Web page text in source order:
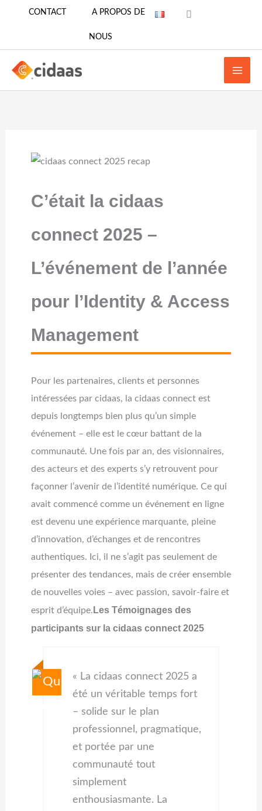
CONTACT A PROPOS DE
NOUS
C’était la cidaas
connect 2025 –
L’événement de l’année
pour l’Identity & Access
Management
Pour les partenaires, clients et personnes
intéressées par cidaas, la cidaas connect est
depuis longtemps bien plus qu’un simple
événement – elle est le cœur battant de la
communauté. Une fois par an, des visionnaires,
des acteurs et des experts s’y retrouvent pour
façonner l’avenir de l’identité numérique. Ce qui
avait commencé comme un événement en ligne
est devenu une expérience marquante, pleine
d’innovation, d’échanges et de rencontres
authentiques. Ici, il ne s’agit pas seulement de
présenter des tendances, mais de créer ensemble
de nouvelles voies – avec passion, savoir-faire et
esprit d’équipe.Les Témoignages des
participants sur la cidaas connect 2025
« La cidaas connect 2025 a
été un véritable temps fort
– solide sur le plan
professionnel, pragmatique,
et portée par une
communauté tout
simplement
enthousiasmante. La